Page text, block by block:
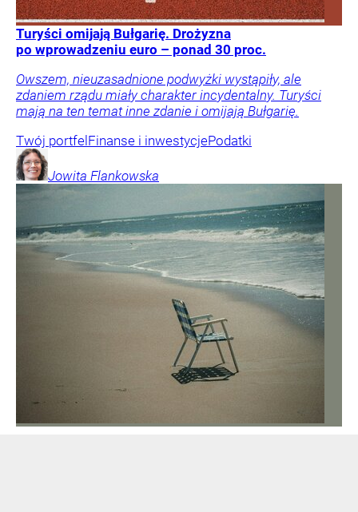
Turyści omijają Bułgarię. Drożyzna
po wprowadzeniu euro – ponad 30 proc.
Owszem, nieuzasadnione podwyżki wystąpiły, ale
zdaniem rządu miały charakter incydentalny. Turyści
mają na ten temat inne zdanie i omijają Bułgarię.
Twój portfel Finanse i inwestycjePodatki
Jowita Flankowska